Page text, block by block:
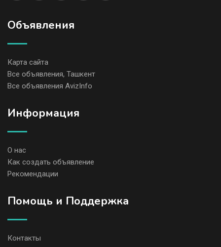
Объявления
Карта сайта
Все объявления, Ташкент
Все объявления AvizInfo
Информация
О нас
Как создать объявление
Рекомендации
Помощь и Поддержка
Контакты